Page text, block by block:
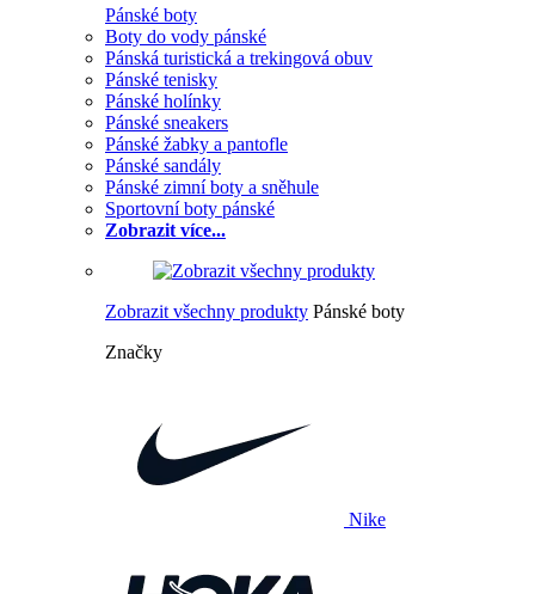
Pánské boty
Boty do vody pánské
Pánská turistická a trekingová obuv
Pánské tenisky
Pánské holínky
Pánské sneakers
Pánské žabky a pantofle
Pánské sandály
Pánské zimní boty a sněhule
Sportovní boty pánské
Zobrazit více...
Zobrazit všechny produkty Pánské boty
Značky
Nike